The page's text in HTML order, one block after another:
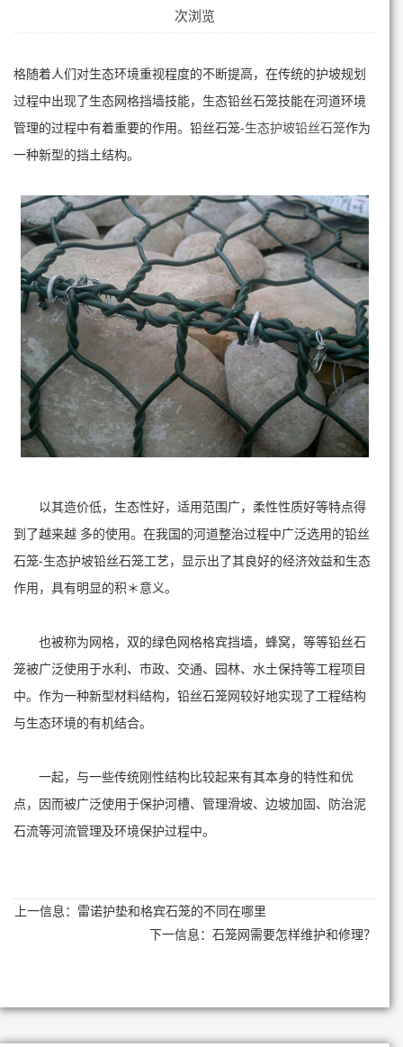
次浏览
格随着人们对生态环境重视程度的不断提高，在传统的护坡规划
过程中出现了生态网格挡墙技能，生态铅丝石笼技能在河道环境
管理的过程中有着重要的作用。铅丝石笼-生态护坡铅丝石笼作为
一种新型的挡土结构。
以其造价低，生态性好，适用范围广，柔性性质好等特点得
到了越来越 多的使用。在我国的河道整治过程中广泛选用的铅丝
石笼-生态护坡铅丝石笼工艺，显示出了其良好的经济效益和生态
作用，具有明显的积＊意义。
也被称为网格，双的绿色网格格宾挡墙，蜂窝，等等铅丝石
笼被广泛使用于水利、市政、交通、园林、水土保持等工程项目
中。作为一种新型材料结构，铅丝石笼网较好地实现了工程结构
与生态环境的有机结合。
一起，与一些传统刚性结构比较起来有其本身的特性和优
点，因而被广泛使用于保护河槽、管理滑坡、边坡加固、防治泥
石流等河流管理及环境保护过程中。
上一信息： 雷诺护垫和格宾石笼的不同在哪里
下一信息：石笼网需要怎样维护和修理？